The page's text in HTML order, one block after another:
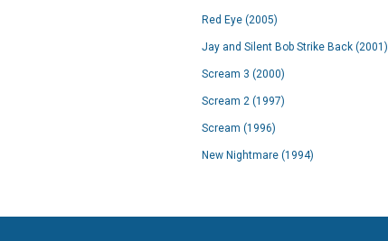
Red Eye (2005)
Jay and Silent Bob Strike Back (2001)
Scream 3 (2000)
Scream 2 (1997)
Scream (1996)
New Nightmare (1994)